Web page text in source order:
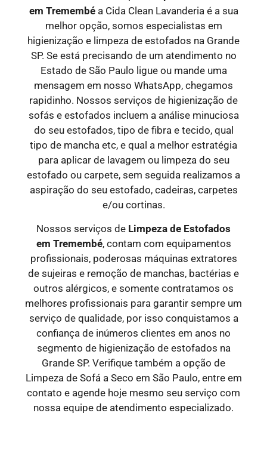
em Tremembéa Cida Clean Lavanderia é a sua
melhor opção, somos especialistas em
higienização e limpeza de estofados na Grande
SP. Se está precisando de um atendimento no
Estado de São Paulo ligue ou mande uma
mensagem em nosso WhatsApp, chegamos
rapidinho. Nossos serviços de higienização de
sofás e estofados incluem a análise minuciosa
do seu estofados, tipo de fibra e tecido, qual
tipo de mancha etc, e qual a melhor estratégia
para aplicar de lavagem ou limpeza do seu
estofado ou carpete, sem seguida realizamos a
aspiração do seu estofado, cadeiras, carpetes
e/ou cortinas.
Nossos serviços de Limpeza de Estofados
em Tremembé, contam com equipamentos
profissionais, poderosas máquinas extratores
de sujeiras e remoção de manchas, bactérias e
outros alérgicos, e somente contratamos os
melhores profissionais para garantir sempre um
serviço de qualidade, por isso conquistamos a
confiança de inúmeros clientes em anos no
segmento de higienização de estofados na
Grande SP. Verifique também a opção de
Limpeza de Sofá a Seco em São Paulo, entre em
contato e agende hoje mesmo seu serviço com
nossa equipe de atendimento especializado.